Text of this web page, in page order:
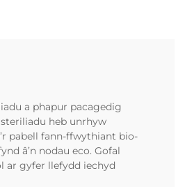
a phapur pacagedig
heb unrhyw
pabell fann-ffwythiant bio-
â’n nodau eco. Gofal
ar gyfer llefydd iechyd